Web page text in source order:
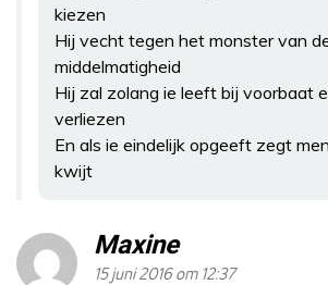
kiezen
Hij vecht tegen het monster van
middelmatigheid
Hij zal zolang ie leeft bij voorbaat
verliezen
En als ie eindelijk opgeeft zegt
kwijt
Maxine
15 juni 2016 om 12:37